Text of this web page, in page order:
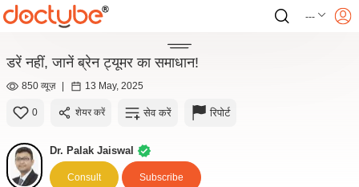
---
डरें नहीं, जानें ब्रेन ट्यूमर का समाधान!
850 व्यूज़ | 13 May, 2025
0 शेयर करें सेव करें रिपोर्ट
Dr. Palak Jaiswal
Consult Subscribe